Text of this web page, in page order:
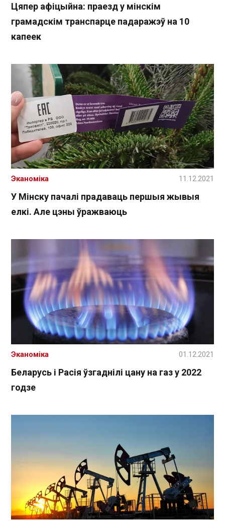
Цяпер афіцыйна: праезд у мінскім
грамадскім транспарце падаражэў на 10
капеек
У Мінску пачалі прадаваць першыя жывыя
елкі. Але цэны ўражваюць
Эканоміка 11.12.2021
Беларусь і Расія ўзгаднілі цану на газ у 2022
годзе
Эканоміка 01.12.2021